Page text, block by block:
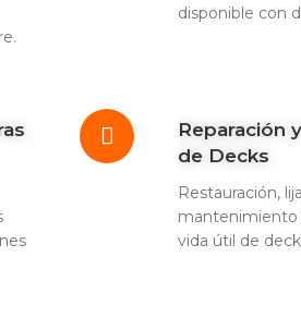
disponible con
Reparación
de Decks
Restauración,
mantenimiento
vida útil de